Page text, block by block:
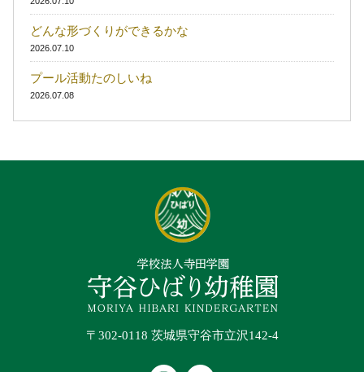
どんな形づくりができるかな
2026.07.10
プール活動たのしいね
2026.07.08
〒302-0118 茨城県守谷市立沢142-4